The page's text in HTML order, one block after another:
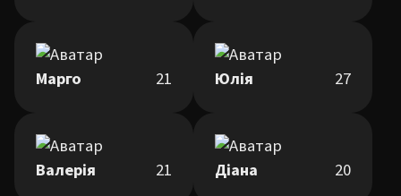
Марго 21 Юлія 27
Валерія 21 Діана 20